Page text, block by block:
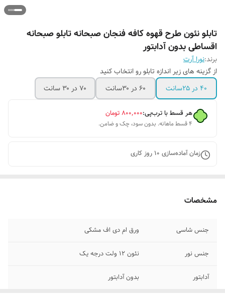
تابلو نئون طرح قهوه کافه فنجان صبحانه تابلو صبحانه
اقساطی بدون آدابتور
برند:نورا آرت
از گزینه های زیر اندازه تابلو رو انتخاب کنید
۴۰ در ۲۵سانت
۶۰ در ۳۰سانت ۷۰ در ۳۰ سانت
هر قسط با ترب‌پی:۸۰۰٬۰۰۰تومان
۴ قسط ماهانه. بدون سود، چک و ضامن.
زمان آماده‌سازی 10روز کاری
مشخصات
جنس شاسی ورق ام دی اف مشکی
جنس نور نئون ۱۲ ولت درجه یک
آدابتور بدون آدابتور